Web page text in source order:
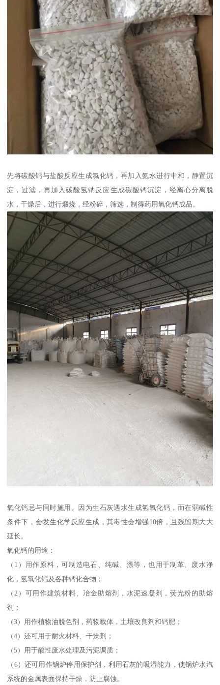
先将碳酸钙与盐酸反应生成氯化钙，再加入氨水进行中和，静置沉
淀，过滤，再加入碳酸氢钠反应生成碳酸钙沉淀，经离心分离脱
水，干燥后，进行煅烧，经粉碎，筛选，制得药用氧化钙成品。
氧化钙忌与同时施用。因为生石灰遇水生成氢氧化钙，而在弱碱性
条件下，会发生化学反应生成，其毒性会增强10倍，且残留期大大
延长。
氧化钙的用途：
（1）用作原料，可制造电石、纯碱、漂等，也用于制革、废水净
化，氢氧化钙及各种钙化合物；
（2）可用作建筑材料、冶金助熔剂，水泥速凝剂，荧光粉的助熔
剂；
（3）用作植物油脱色剂，药物载体，土壤改良剂和钙肥；
（4）还可用于耐火材料、干燥剂；
（5）用于酸性废水处理及污泥调质；
（6）还可用作锅炉停用保护剂，利用石灰的吸湿能力，使锅炉水汽
系统的金属表面保持干燥，防止腐蚀。